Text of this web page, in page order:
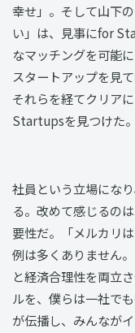
幸せ」。そして山下
い」は、見事にfor
なマッチングを可能
スタートアップを見
それらを経てクリア
Startupsを見つけた。
社員という立場にな
る。改めて感じるの
要性だ。「メルカリ
例は多くありません
と経済合理性を両立
ルを、僕らは一社で
が伝播し、みんなが